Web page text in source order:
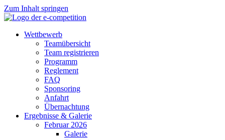
Zum Inhalt springen
Wettbewerb
Teamübersicht
Team registrieren
Programm
Reglement
FAQ
Sponsoring
Anfahrt
Übernachtung
Ergebnisse & Galerie
Februar 2026
Galerie